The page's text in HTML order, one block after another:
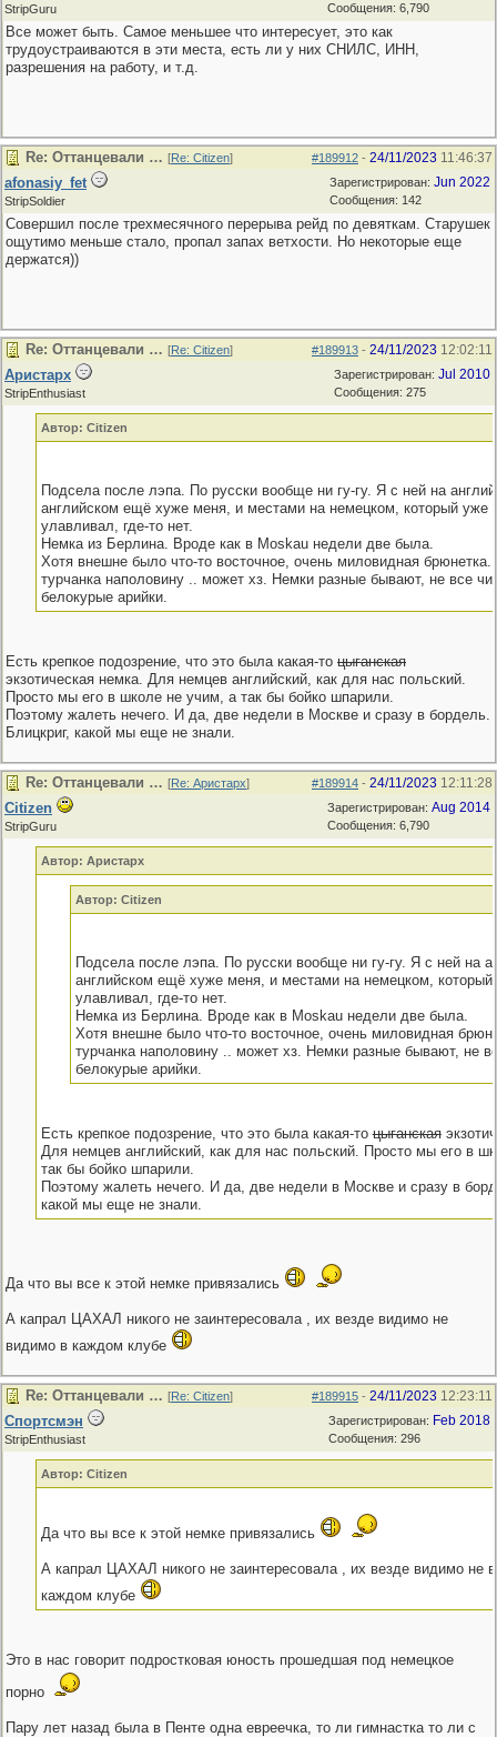
Сообщения: 6,790
StripGuru
Все может быть. Самое меньшее что интересует, это как
трудоустраиваются в эти места, есть ли у них СНИЛС, ИНН,
разрешения на работу, и т.д.
#189912 - 24/11/2023 11:46:37
Re: Оттанцевали … [Re: Citizen]
Зарегистрирован: Jun 2022
Сообщения: 142
afonasiy_fet
StripSoldier
Совершил после трехмесячного перерыва рейд по девяткам. Старушек
ощутимо меньше стало, пропал запах ветхости. Но некоторые еще
держатся))
#189913 - 24/11/2023 12:02:11
Re: Оттанцевали … [Re: Citizen]
Зарегистрирован: Jul 2010
Сообщения: 275
Аристарх
StripEnthusiast
Автор: Citizen
Подсела после лэпа. По русски вообще ни гу-гу. Я с ней на
английском ещё хуже меня, и местами на немецком, который уже
улавливал, где-то нет.
Немка из Берлина. Вроде как в Mоskau недели две была.
Хотя внешне было что-то восточное, очень миловидная
турчанка наполовину .. может хз. Немки разные бывают, не все
белокурые арийки.
Есть крепкое подозрение, что это была какая-то цыганская
экзотическая немка. Для немцев английский, как для нас польский.
Просто мы его в школе не учим, а так бы бойко шпарили.
Поэтому жалеть нечего. И да, две недели в Москве и сразу в бордель.
Блицкриг, какой мы еще не знали.
#189914 - 24/11/2023 12:11:28
Re: Оттанцевали … [Re: Аристарх]
Зарегистрирован: Aug 2014
Сообщения: 6,790
Citizen
StripGuru
Автор: Аристарх
Автор: Citizen
Подсела после лэпа. По русски вообще ни гу-гу. Я с ней на
английском ещё хуже меня, и местами на немецком, который
улавливал, где-то нет.
Немка из Берлина. Вроде как в Mоskau недели две была.
Хотя внешне было что-то восточное, очень миловидная
турчанка наполовину .. может хз. Немки разные бывают, не
белокурые арийки.
Есть крепкое подозрение, что это была какая-тоцыганская
Для немцев английский, как для нас польский. Просто мы его в
так бы бойко шпарили.
Поэтому жалеть нечего. И да, две недели в Москве и сразу в
какой мы еще не знали.
Да что вы все к этой немке привязались
А капрал ЦАХАЛ никого не заинтересовала , их везде видимо не
видимо в каждом клубе
#189915 - 24/11/2023 12:23:11
Re: Оттанцевали … [Re: Citizen]
Зарегистрирован: Feb 2018
Сообщения: 296
Спортсмэн
StripEnthusiast
Автор: Citizen
Да что вы все к этой немке привязались
А капрал ЦАХАЛ никого не заинтересовала , их везде видимо не
каждом клубе
Это в нас говорит подростковая юность прошедшая под немецкое
порно
Пару лет назад была в Пенте одна евреечка, то ли гимнастка то ли с